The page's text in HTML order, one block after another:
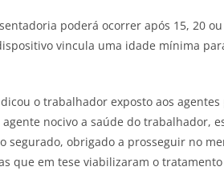
poderá ocorrer após 15, 20
vincula uma idade mínima
o trabalhador exposto aos
nocivo a saúde do trabalhador,
obrigado a prosseguir no
que em tese viabilizaram o